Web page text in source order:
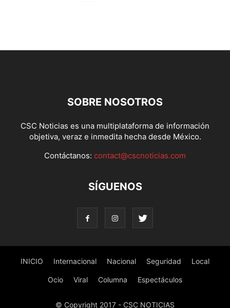
SOBRE NOSOTROS
CSC Noticias es una multiplataforma de información
objetiva, veraz e inmedita hecha desde México.
Contáctanos: contact@cscnoticias.com
SÍGUENOS
INICIO Internacional Nacional Seguridad Local
Ocio Viral Columna Espectáculos
© Copyright 2017 - CSC NOTICIAS